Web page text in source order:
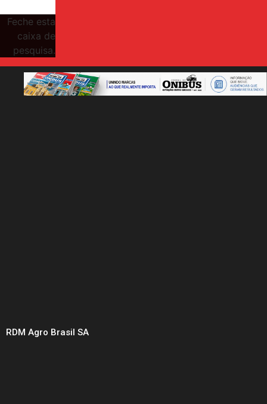
Feche esta
caixa de
pesquisa.
RDM Agro Brasil SA